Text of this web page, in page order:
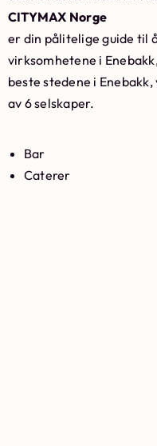
CITYMAX Norge
er din pålitelige guide til
virksomhetene i
beste stedene i
av 6 selskaper.
Bar
Caterer